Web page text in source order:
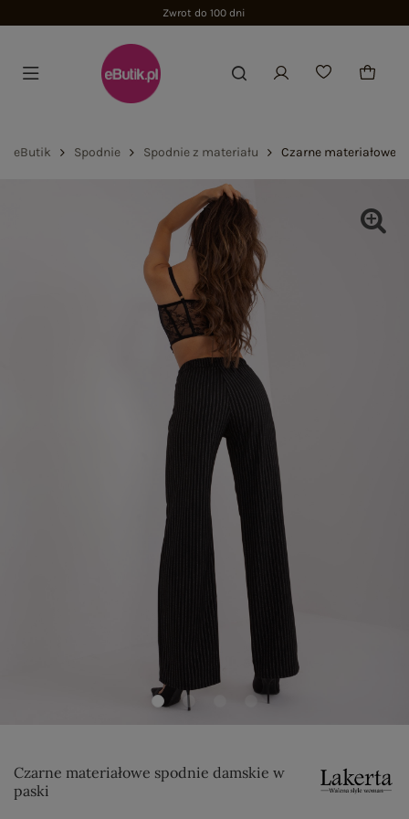
Zwrot do 100 dni
eButik Spodnie Spodnie z materiału Czarne materiałowe
Czarne materiałowe spodnie damskie w
paski